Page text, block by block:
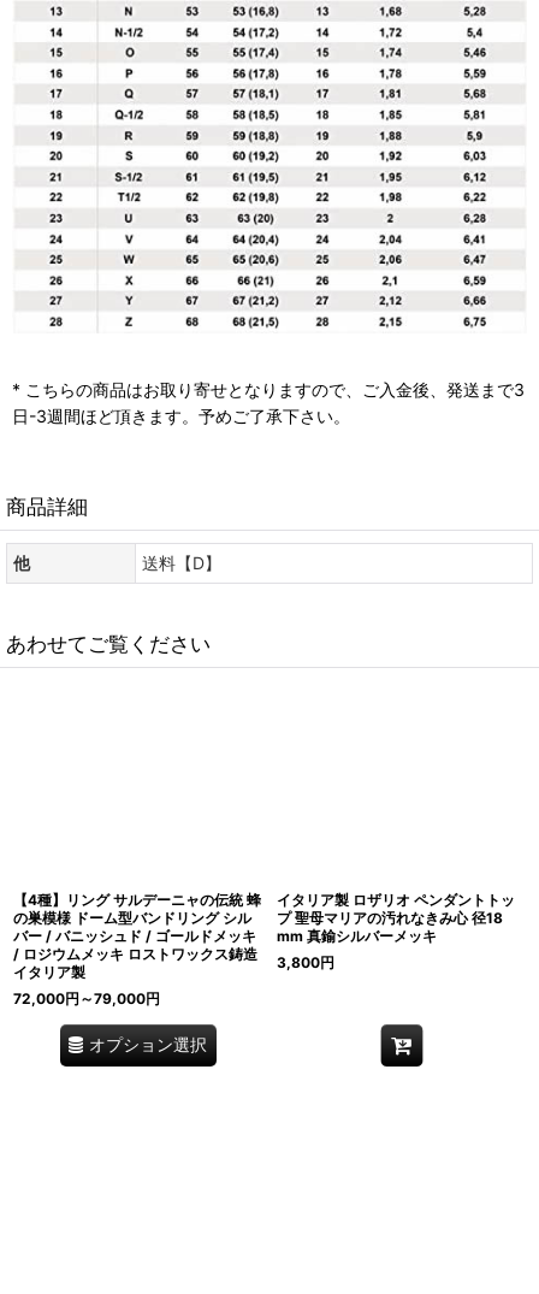
* こちらの商品はお取り寄せとなりますので、ご入金後、発送まで3
日-3週間ほど頂きます。予めご了承下さい。
商品詳細
他 送料【D】
あわせてご覧ください
【4種】リング サルデーニャの伝統 蜂
の巣模様 ドーム型バンドリング シル
バー / バニッシュド / ゴールドメッキ
/ ロジウムメッキ ロストワックス鋳造
イタリア製
72,000円 ～79,000円
オプション選択
イタリア製 ロザリオ ペンダントトッ
プ 聖母マリアの汚れなきみ心 径18
mm 真鍮シルバーメッキ
3,800円